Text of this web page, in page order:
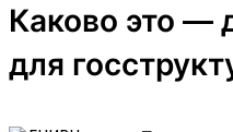
Каково это —
для